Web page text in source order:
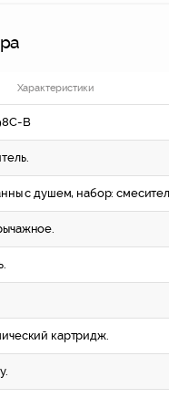
Характеристики
B
с душем, набор:
картридж.